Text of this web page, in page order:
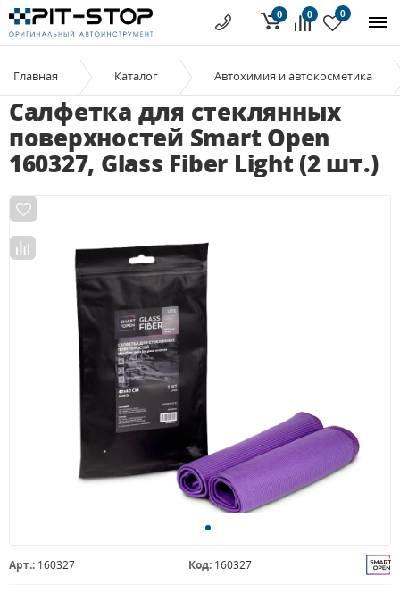
0 0
0
Главная Каталог Автохимия и автокосметика
Салфетка для стеклянных
поверхностей Smart Open
160327, Glass Fiber Light (2 шт.)
Арт.: 160327 Код: 160327